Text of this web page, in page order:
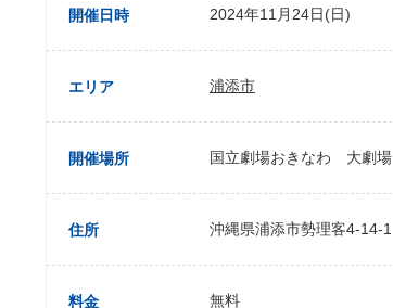
開催日時 2024年11月24日(日)
エリア 浦添市
開催場所 国立劇場おきなわ 大劇場
住所 沖縄県浦添市勢理客4-14-1
料金 無料